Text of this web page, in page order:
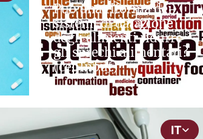
Può una riforma dei
sistemi di datazione
degli alimenti ridurre
gli sprechi alimentari?
(cepInput)
IT